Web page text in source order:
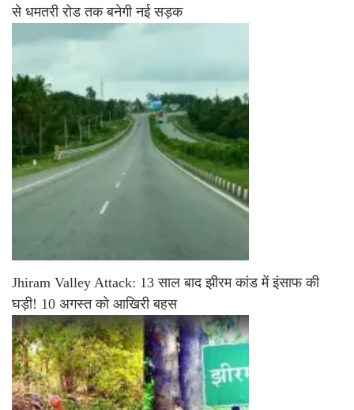
से धमतरी रोड तक बनेगी नई सड़क
Jhiram Valley Attack: 13 साल बाद झीरम कांड में इंसाफ की
घड़ी! 10 अगस्त को आखिरी बहस